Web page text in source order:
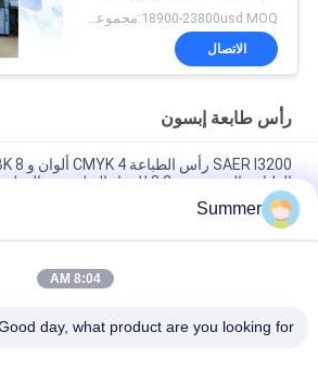
18900-23800usd MOQ:مجموعة واحدة
الاتصال
رأس طابعة إبسون
الطباعة النسيجية 3.2m للمواد البوليستر والقطن
القطنية والبوليستر
الرقمية المباشرة النافثة للحبر النسيج تنسيق
Summer
8:04 AM
day, what product are you looking for?